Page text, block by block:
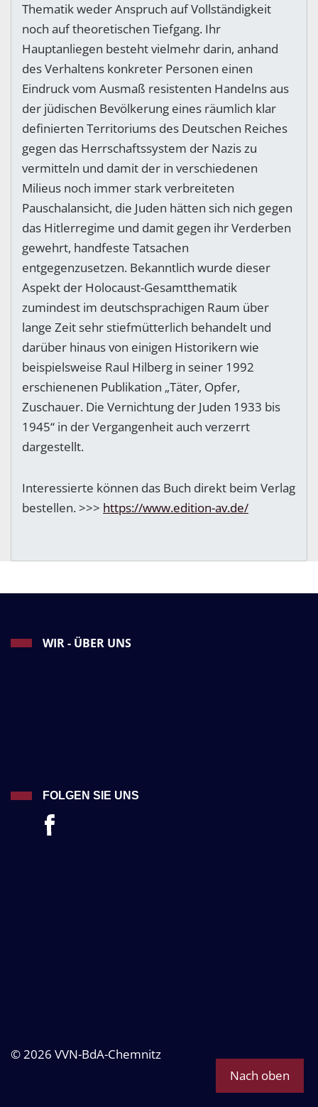
Thematik weder Anspruch auf Vollständigkeit
noch auf theoretischen Tiefgang. Ihr
Hauptanliegen besteht vielmehr darin, anhand
des Verhaltens konkreter Personen einen
Eindruck vom Ausmaß resistenten Handelns aus
der jüdischen Bevölkerung eines räumlich klar
definierten Territoriums des Deutschen Reiches
gegen das Herrschaftssystem der Nazis zu
vermitteln und damit der in verschiedenen
Milieus noch immer stark verbreiteten
Pauschalansicht, die Juden hätten sich nich gegen
das Hitlerregime und damit gegen ihr Verderben
gewehrt, handfeste Tatsachen
entgegenzusetzen. Bekanntlich wurde dieser
Aspekt der Holocaust-Gesamtthematik
zumindest im deutschsprachigen Raum über
lange Zeit sehr stiefmütterlich behandelt und
darüber hinaus von einigen Historikern wie
beispielsweise Raul Hilberg in seiner 1992
erschienenen Publikation „Täter, Opfer,
Zuschauer. Die Vernichtung der Juden 1933 bis
1945“ in der Vergangenheit auch verzerrt
dargestellt.
Interessierte können das Buch direkt beim Verlag
bestellen. >>> https://www.edition-av.de/
WIR - ÜBER UNS
FOLGEN SIE UNS
© 2026 VVN-BdA-Chemnitz
Nach oben